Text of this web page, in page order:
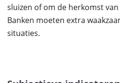
sluizen of om de herkomst
Banken moeten extra
situaties.